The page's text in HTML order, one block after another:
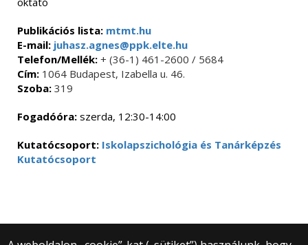
Publikációs lista: mtmt.hu
E-mail: juhasz.agnes@ppk.elte.hu
Telefon/Mellék: + (36-1) 461-2600 / 5684
Cím: 1064 Budapest, Izabella u. 46.
Szoba: 319
Fogadóóra: szerda, 12:30-14:00
Kutatócsoport: Iskolapszichológia és Tanárképzés
Kutatócsoport